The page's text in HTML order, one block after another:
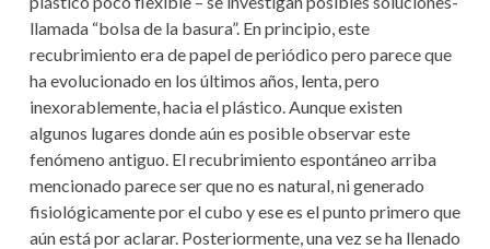
llamada “bolsa de la basura”. En principio, este
recubrimiento era de papel de periódico pero parece que
ha evolucionado en los últimos años, lenta, pero
inexorablemente, hacia el plástico. Aunque existen
algunos lugares donde aún es posible observar este
fenómeno antiguo. El recubrimiento espontáneo arriba
mencionado parece ser que no es natural, ni generado
fisiológicamente por el cubo y ese es el punto primero que
aún está por aclarar. Posteriormente, una vez se ha llenado